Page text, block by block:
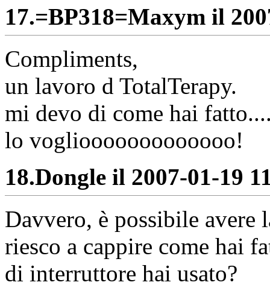
17.=BP318=Maxym il
Compliments,
un lavoro d TotalTerapy.
mi devo di come hai
lo vogliooooooooooooo!
18.Dongle il 2007-01-19
Davvero, è possibile avere
riesco a cappire come hai
di interruttore hai usato?